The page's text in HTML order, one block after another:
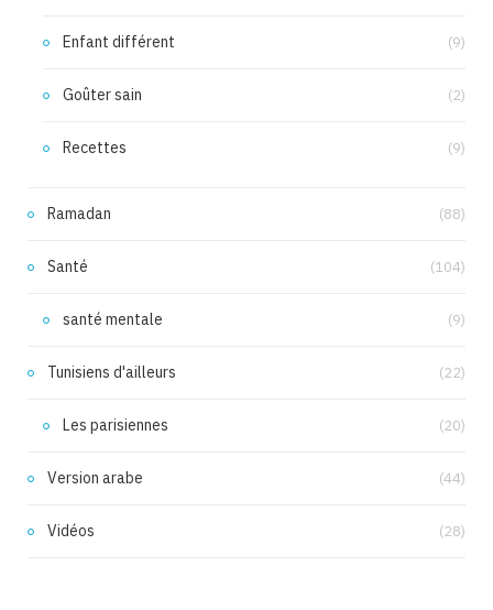
Enfant différent (9)
Goûter sain (2)
Recettes (9)
Ramadan (88)
Santé (104)
santé mentale (9)
Tunisiens d'ailleurs (22)
Les parisiennes (20)
Version arabe (44)
Vidéos (28)